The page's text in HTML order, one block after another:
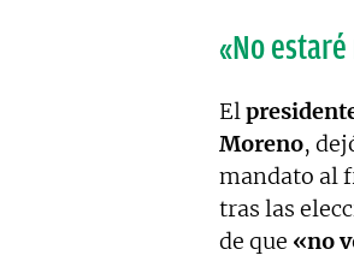
«No
El
Moreno,
mandato al
tras las
de que «no